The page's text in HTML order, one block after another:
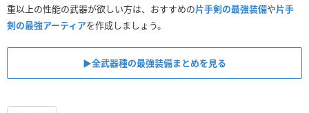
重以上の性能の武器が欲しい方は、おすすめの片手剣の最強装備や片手
剣の最強アーティアを作成しましょう。
▶︎全武器種の最強装備まとめを見る